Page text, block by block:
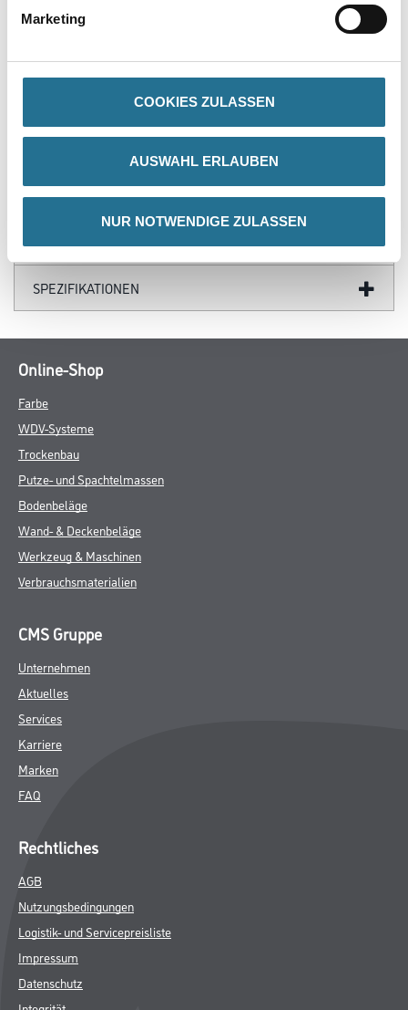
Marketing
COOKIES ZULASSEN
AUSWAHL ERLAUBEN
NUR NOTWENDIGE ZULASSEN
GEFAHRENHINWEISE
DATENBLÄTTER
SPEZIFIKATIONEN
Online-Shop
Farbe
WDV-Systeme
Trockenbau
Putze- und Spachtelmassen
Bodenbeläge
Wand- & Deckenbeläge
Werkzeug & Maschinen
Verbrauchsmaterialien
CMS Gruppe
Unternehmen
Aktuelles
Services
Karriere
Marken
FAQ
Rechtliches
AGB
Nutzungsbedingungen
Logistik- und Servicepreisliste
Impressum
Datenschutz